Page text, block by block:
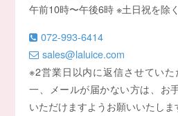
午前10時〜午後6時 ※土日祝を除く
072-993-6414
sales@laluice.com
※2営業日以内に返信させてい
一、メールが届かない方は、お
いただけますようお願いいたしま